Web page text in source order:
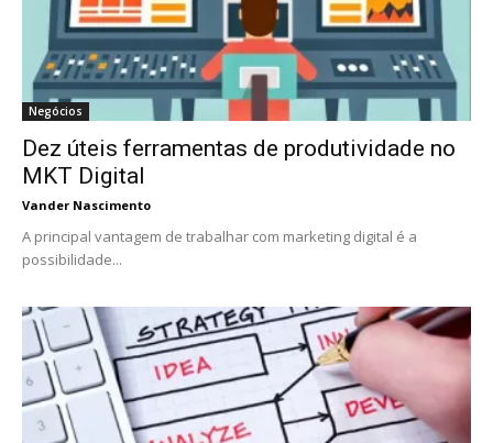
Negócios
Dez úteis ferramentas de produtividade no
MKT Digital
Vander Nascimento
A principal vantagem de trabalhar com marketing digital é a
possibilidade...